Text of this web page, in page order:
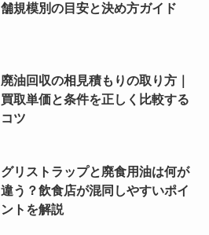
舗規模別の目安と決め方ガイド
廃油回収の相見積もりの取り方｜
買取単価と条件を正しく比較する
コツ
グリストラップと廃食用油は何が
違う？飲食店が混同しやすいポイ
ントを解説